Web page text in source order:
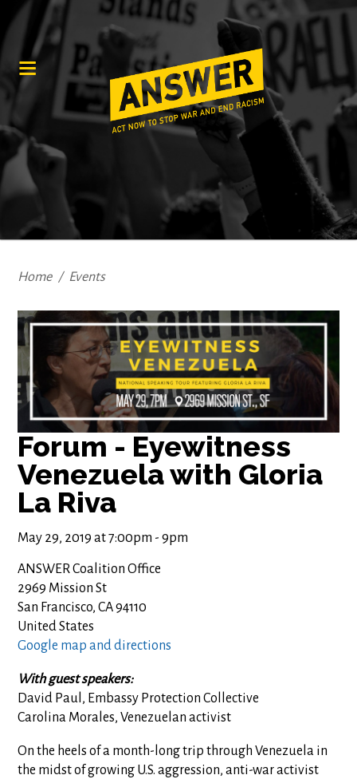
Home / Events
Forum - Eyewitness
Venezuela with Gloria
La Riva
May 29, 2019 at 7:00pm - 9pm
ANSWER Coalition Office
2969 Mission St
San Francisco, CA 94110
United States
Google map and directions
With guest speakers:
David Paul, Embassy Protection Collective
Carolina Morales, Venezuelan activist
On the heels of a month-long trip through Venezuela in
the midst of growing U.S. aggression, anti-war activist